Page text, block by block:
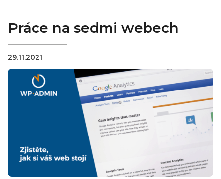
Práce na sedmi webech
29.11.2021